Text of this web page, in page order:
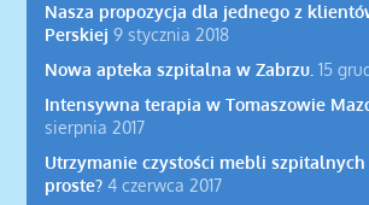
Nasza propozycja dla jednego z
Perskiej 9 stycznia 2018
Nowa apteka szpitalna w Zabrzu. 15
Intensywna terapia w Tomaszowie
sierpnia 2017
Utrzymanie czystości mebli
proste? 4 czerwca 2017